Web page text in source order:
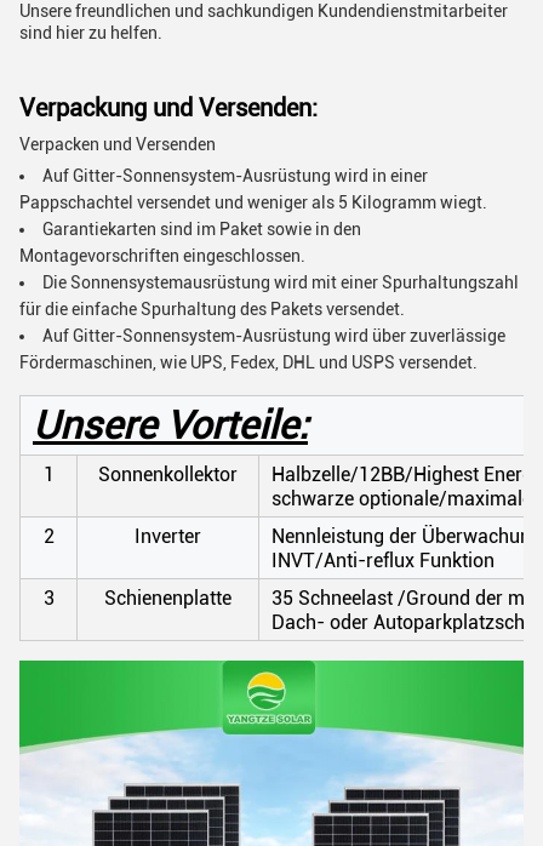
Unsere freundlichen und sachkundigen Kundendienstmitarbeiter
sind hier zu helfen.
Verpackung und Versenden:
Verpacken und Versenden
Auf Gitter-Sonnensystem-Ausrüstung wird in einer
Pappschachtel versendet und weniger als 5 Kilogramm wiegt.
Garantiekarten sind im Paket sowie in den
Montagevorschriften eingeschlossen.
Die Sonnensystemausrüstung wird mit einer Spurhaltungszahl
für die einfache Spurhaltung des Pakets versendet.
Auf Gitter-Sonnensystem-Ausrüstung wird über zuverlässige
Fördermaschinen, wie UPS, Fedex, DHL und USPS versendet.
Unsere Vorteile:
1 Sonnenkollektor
Halbzelle/12BB/Highest
schwarze optionale/maximale
2
Inverter
Nennleistung der
INVT/Anti-reflux Funktion
3
Schienenplatte
35 Schneelast /Ground der
Dach- oder